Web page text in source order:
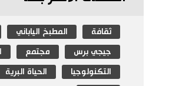
ثقافة المطبخ الياباني
جيجي برس مجتمع
التكنولوجيا الحياة البرية